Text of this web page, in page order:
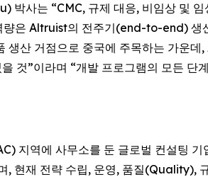
사는 “CMC, 규제 대응, 비임상 및
은 Altruist의 전주기(end-to-end) 생
산 거점으로 중국에 주목하는 가운
것”이라며 “개발 프로그램의 모든 단
지역에 사무소를 둔 글로벌 컨설팅 기
, 현재 전략 수립, 운영, 품질